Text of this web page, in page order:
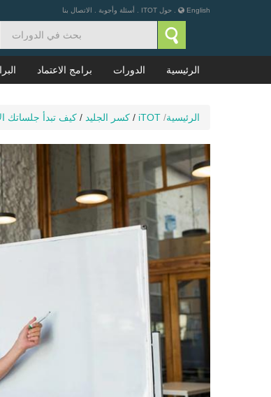
English حول ITOT أسئلة وأجوبة الاتصال بنا
الرئيسية الدورات برامج الاعتماد
الرئيسية/
iTOT
/ كسر الجليد / كيف تبدأ جلساتك